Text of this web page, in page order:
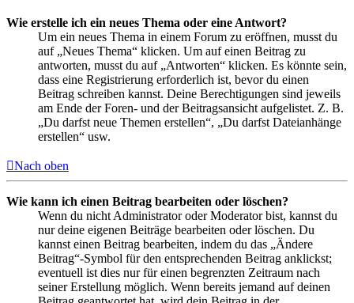
Wie erstelle ich ein neues Thema oder eine Antwort?
Um ein neues Thema in einem Forum zu eröffnen, musst du
auf „Neues Thema“ klicken. Um auf einen Beitrag zu
antworten, musst du auf „Antworten“ klicken. Es könnte sein,
dass eine Registrierung erforderlich ist, bevor du einen
Beitrag schreiben kannst. Deine Berechtigungen sind jeweils
am Ende der Foren- und der Beitragsansicht aufgelistet. Z. B.
„Du darfst neue Themen erstellen“, „Du darfst Dateianhänge
erstellen“ usw.
Nach oben
Wie kann ich einen Beitrag bearbeiten oder löschen?
Wenn du nicht Administrator oder Moderator bist, kannst du
nur deine eigenen Beiträge bearbeiten oder löschen. Du
kannst einen Beitrag bearbeiten, indem du das „Ändere
Beitrag“-Symbol für den entsprechenden Beitrag anklickst;
eventuell ist dies nur für einen begrenzten Zeitraum nach
seiner Erstellung möglich. Wenn bereits jemand auf deinen